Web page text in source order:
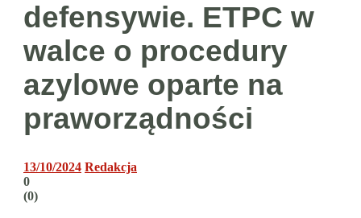
defensywie. ETPC w
walce o procedury
azylowe oparte na
praworządności
13/10/2024 Redakcja
0
(0)